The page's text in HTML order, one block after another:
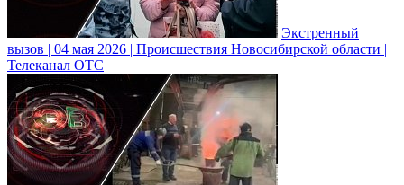
Экстренный
вызов | 04 мая 2026 | Происшествия Новосибирской области |
Телеканал ОТС